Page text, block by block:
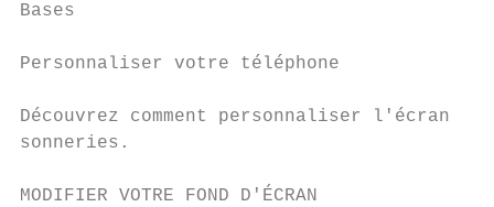
Bases
Personnaliser votre téléphone
Découvrez comment personnaliser l'écran
sonneries.
MODIFIER VOTRE FOND D'ÉCRAN